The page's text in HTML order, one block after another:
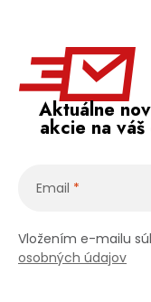
Aktuálne
akcie na váš
Email
Vložením e-mailu
osobných údajov